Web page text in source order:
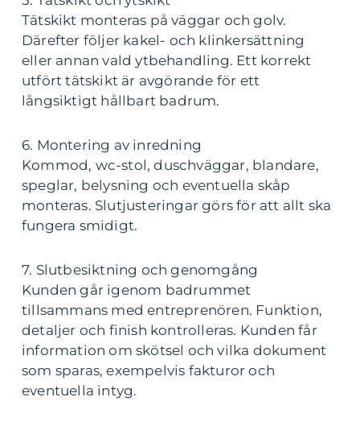
Tätskikt monteras på väggar och golv.
Därefter följer kakel- och klinkersättning
eller annan vald ytbehandling. Ett korrekt
utfört tätskikt är avgörande för ett
långsiktigt hållbart badrum.
6. Montering av inredning
Kommod, wc-stol, duschväggar, blandare,
speglar, belysning och eventuella skåp
monteras. Slutjusteringar görs för att allt ska
fungera smidigt.
7. Slutbesiktning och genomgång
Kunden går igenom badrummet
tillsammans med entreprenören. Funktion,
detaljer och finish kontrolleras. Kunden får
information om skötsel och vilka dokument
som sparas, exempelvis fakturor och
eventuella intyg.